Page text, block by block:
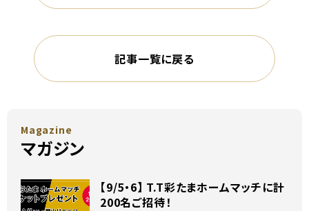
記事一覧に戻る
Magazine
マガジン
【9/5・6】 T.T彩たまホームマッチに計
200名ご招待！